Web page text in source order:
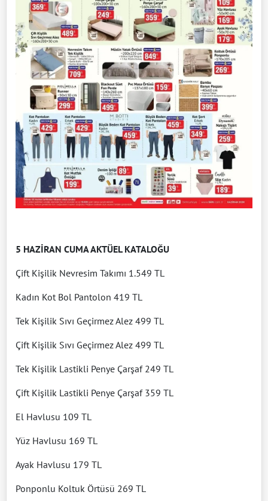
5 HAZİRAN CUMA AKTÜEL KATALOĞU
Çift Kişilik Nevresim Takımı 1.549 TL
Kadın Kot Bol Pantolon 419 TL
Tek Kişilik Sıvı Geçirmez Alez 499 TL
Çift Kişilik Sıvı Geçirmez Alez 499 TL
Tek Kişilik Lastikli Penye Çarşaf 249 TL
Çift Kişilik Lastikli Penye Çarşaf 359 TL
El Havlusu 109 TL
Yüz Havlusu 169 TL
Ayak Havlusu 179 TL
Ponponlu Koltuk Örtüsü 269 TL